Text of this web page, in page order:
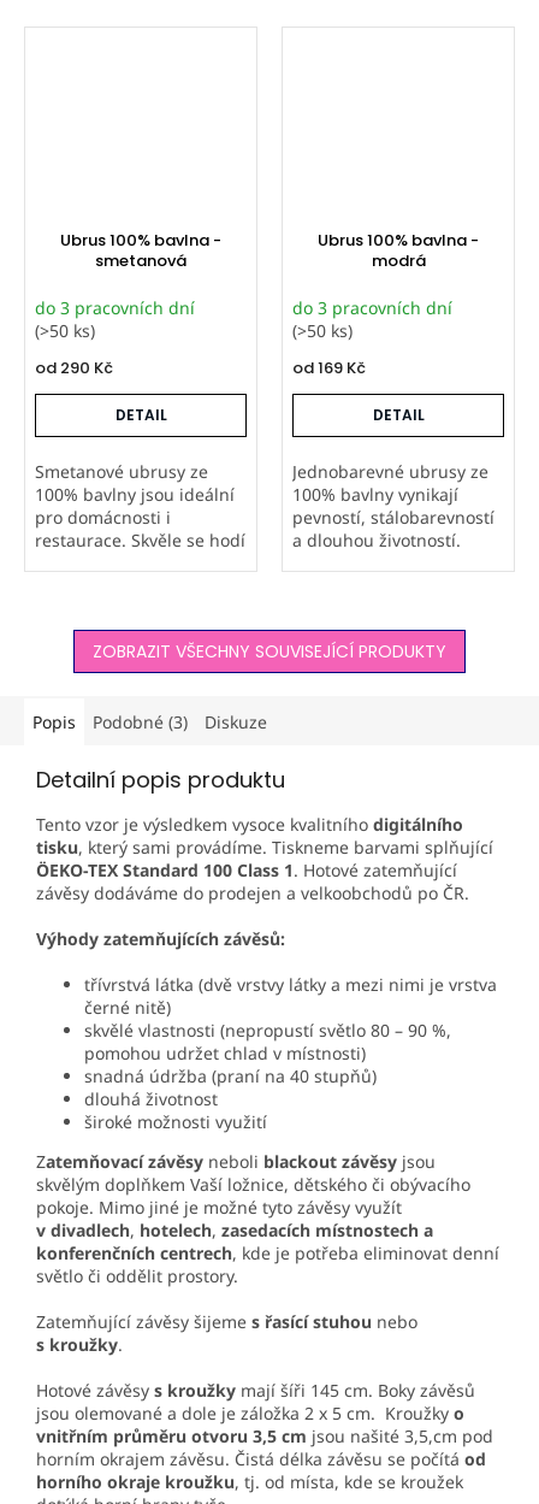
Ubrus 100% bavlna -
smetanová
do 3 pracovních dní
(>50 ks)
od290 Kč
DETAIL
Smetanové ubrusy ze
100% bavlny jsou ideální
pro domácnosti i
restaurace. Skvěle se hodí
vysokou kvalitu, dlouhou
životnost a...
Ubrus 100% bavlna -
modrá
do 3 pracovních dní
(>50 ks)
od169 Kč
DETAIL
Jednobarevné ubrusy ze
100% bavlny vynikají
pevností, stálobarevností
a dlouhou životností.
firmě Orbytex s důrazem
na...
ZOBRAZIT VŠECHNY SOUVISEJÍCÍ PRODUKTY
Popis Podobné (3) Diskuze
Detailní popis produktu
Tento vzor je výsledkem vysoce kvalitního digitálního
tisku, který sami provádíme. Tiskneme barvami splňující
ÖEKO-TEX Standard 100 Class 1. Hotové zatemňující
závěsy dodáváme do prodejen a velkoobchodů po ČR.
Výhody zatemňujících závěsů:
třívrstvá látka (dvě vrstvy látky a mezi nimi je vrstva
černé nitě)
skvělé vlastnosti (nepropustí světlo 80 – 90 %,
pomohou udržet chlad v místnosti)
snadná údržba (praní na 40 stupňů)
dlouhá životnost
široké možnosti využití
Zatemňovací závěsy neboli blackout závěsy jsou
skvělým doplňkem Vaší ložnice, dětského či obývacího
pokoje. Mimo jiné je možné tyto závěsy využít
v divadlech, hotelech, zasedacích místnostech a
konferenčních centrech, kde je potřeba eliminovat denní
světlo či oddělit prostory.
Zatemňující závěsy šijeme s řasící stuhou nebo
s kroužky.
Hotové závěsy s kroužky mají šíři 145 cm. Boky závěsů
jsou olemované a dole je záložka 2 x 5 cm. Kroužky o
vnitřním průměru otvoru 3,5 cm jsou našité 3,5,cm pod
horním okrajem závěsu. Čistá délka závěsu se počítá od
horního okraje kroužku, tj. od místa, kde se kroužek